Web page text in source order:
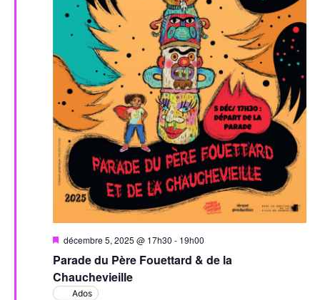
Parade du Père Fouettard & de la
Chauchevieille
Mis
avant
décembre 5, 2025 @ 17h30 - 19h00
Ados